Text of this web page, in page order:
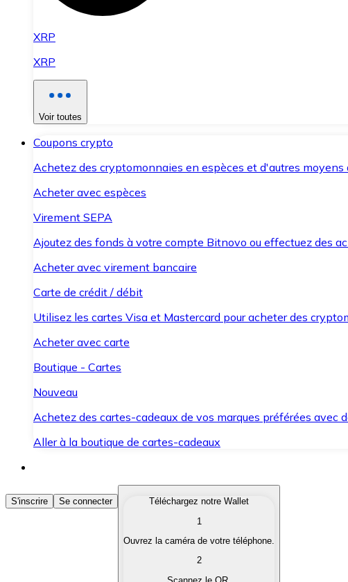
XRP
XRP
Voir toutes
Coupons crypto
Achetez des cryptomonnaies en espèces et d'autres
Acheter avec espèces
Virement SEPA
Ajoutez des fonds à votre compte Bitnovo ou effectuez des
Acheter avec virement bancaire
Carte de crédit / débit
Utilisez les cartes Visa et Mastercard pour acheter des
Acheter avec carte
Boutique - Cartes
Nouveau
Achetez des cartes-cadeaux de vos marques préférées avec
Aller à la boutique de cartes-cadeaux
Acheter des Cryptomonnaies
Achetez les cryptomonnaies qui vous intéressent rapidement
Convertissez vos cryptomonnaies en monnaie fiduciaire
S'inscrire Se connecter
Téléchargez notre Wallet
1
Ouvrez la caméra de votre téléphone.
2